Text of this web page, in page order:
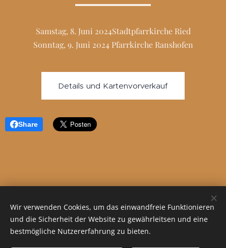
Samstag, 8. Juni 2024Stadtpfarrkirche Ried
Sonntag, 9. Juni 2024 Pfarrkirche Ranshofen
Details und Kartenvorverkauf
Share
© 2023 Alle Rechte vorbehalten
Wir verwenden Cookies, um das einwandfreie Funktionieren
und die Sicherheit der Website zu gewährleitsen und eine
bestmögliche Nutzererfahrung zu bieten.